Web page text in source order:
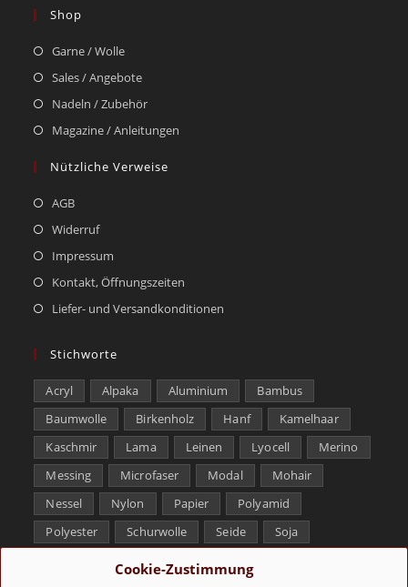
Cookie-Zustimmung
Shop
Garne / Wolle
Sales / Angebote
Nadeln / Zubehör
Magazine / Anleitungen
Nützliche Verweise
AGB
Widerruf
Impressum
Kontakt, Öffnungszeiten
Liefer- und Versandkonditionen
Stichworte
Acryl Alpaka Aluminium
Bambus
Baumwolle
Birkenholz Hanf
Kamelhaar
Kaschmir
Lama Leinen Lyocell
Merino
Messing
Microfaser Modal
Mohair
Nessel
Nylon Papier
Polyamid
Polyester
Schurwolle Seide
Soja
Tencel